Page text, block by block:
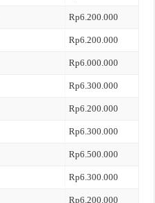
Rp6.200.000
Rp6.200.000
Rp6.000.000
Rp6.300.000
Rp6.200.000
Rp6.300.000
Rp6.500.000
Rp6.300.000
Rp6.200.000